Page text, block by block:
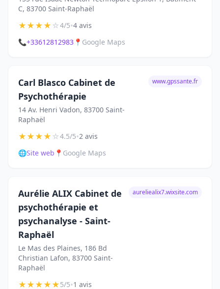
C, 83700 Saint-Raphaël
★★★★☆4/5•4 avis
📞+33612812983 📍 Google Maps
Carl Blasco Cabinet de
Psychothérapie
14 Av. Henri Vadon, 83700 Saint-
Raphaël
www.gpssante.fr
★★★★☆4.5/5•2 avis
🌐Site web 📍 Google Maps
Aurélie ALIX Cabinet de
psychothérapie et
psychanalyse - Saint-
Raphaël
Le Mas des Plaines, 186 Bd
Christian Lafon, 83700 Saint-
Raphaël
aureliealix7.wixsite.com
★★★★★5/5•1 avis